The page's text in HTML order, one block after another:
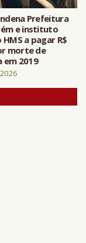
Prefeitura
e instituto
a pagar R$
morte de
em 2019